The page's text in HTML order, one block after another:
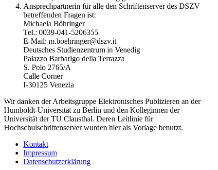
Ansprechpartnerin für alle den Schriftenserver des DSZV
betreffenden Fragen ist:
Michaela Böhringer
Tel.: 0039-041-5206355
E-Mail: m.boehringer@dszv.it
Deutsches Studienzentrum in Venedig
Palazzo Barbarigo della Terrazza
S. Polo 2765/A
Calle Corner
I-30125 Venezia
Wir danken der Arbeitsgruppe Elektronisches Publizieren an der
Humboldt-Universität zu Berlin und den Kolleginnen der
Universität der TU Clausthal. Deren Leitlinie für
Hochschulschriftenserver wurden hier als Vorlage benutzt.
Kontakt
Impressum
Datenschutzerklärung